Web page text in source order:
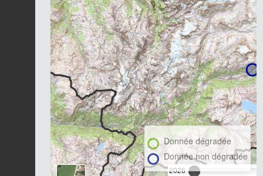
2026
Donnée dégradée
Donnée non dégradée